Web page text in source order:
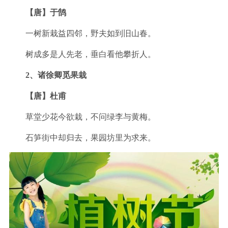
【唐】于鹄
一树新栽益四邻，野夫如到旧山春。
树成多是人先老，垂白看他攀折人。
2、诸徐卿觅果栽
【唐】杜甫
草堂少花今欲栽，不问绿李与黄梅。
石笋街中却归去，果园坊里为求来。